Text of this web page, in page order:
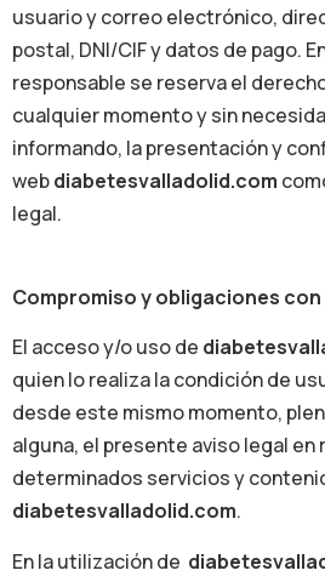
usuario y correo electrónico,
postal, DNI/CIF y datos de pago.
responsable se reserva el
cualquier momento y sin
informando, la presentación y
webdiabetesvalladolid.com
legal.
Compromiso y obligaciones
El acceso y/o uso de
quien lo realiza la condición de
desde este mismo momento,
alguna, el presente aviso legal en
determinados servicios y
diabetesvalladolid.com.
En la utilización de